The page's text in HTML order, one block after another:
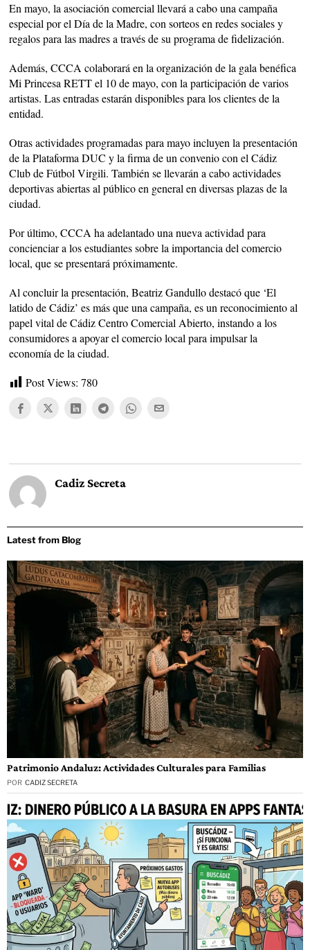
En mayo, la asociación comercial llevará a cabo una campaña
especial por el Día de la Madre, con sorteos en redes sociales y
regalos para las madres a través de su programa de fidelización.
Además, CCCA colaborará en la organización de la gala benéfica
Mi Princesa RETT el 10 de mayo, con la participación de varios
artistas. Las entradas estarán disponibles para los clientes de la
entidad.
Otras actividades programadas para mayo incluyen la presentación
de la Plataforma DUC y la firma de un convenio con el Cádiz
Club de Fútbol Virgili. También se llevarán a cabo actividades
deportivas abiertas al público en general en diversas plazas de la
ciudad.
Por último, CCCA ha adelantado una nueva actividad para
concienciar a los estudiantes sobre la importancia del comercio
local, que se presentará próximamente.
Al concluir la presentación, Beatriz Gandullo destacó que ‘El
latido de Cádiz’ es más que una campaña, es un reconocimiento al
papel vital de Cádiz Centro Comercial Abierto, instando a los
consumidores a apoyar el comercio local para impulsar la
economía de la ciudad.
Post Views: 780
Cadiz Secreta
Latest from Blog
Patrimonio Andaluz: Actividades Culturales para Familias
POR CADIZ SECRETA